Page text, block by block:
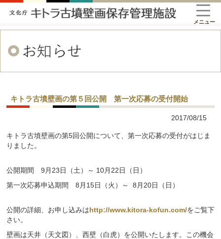
キトラ古墳壁画の第５回公開 第一次応募の受付開始
2017/08/15
キトラ古墳壁画の第5回公開について、第一次応募の受付がはじま
りました。
公開期間 9月23日（土）～ 10月22日（日）
第一次応募申込期間 8月15日（火）～ 8月20日（日）
公開の詳細、お申し込みはhttp://www.kitora-kofun.com/をご覧下
さい。
壁画は天井（天文図）、西壁（白虎）を公開いたします。この機会
メニュー